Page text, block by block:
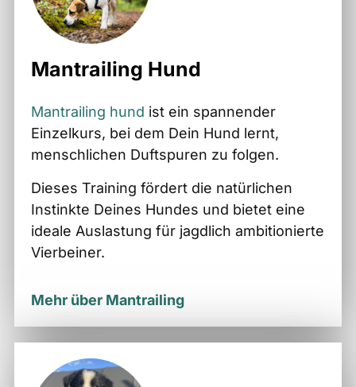
Mantrailing Hund
Mantrailing hund ist ein spannender
Einzelkurs, bei dem Dein Hund lernt,
menschlichen Duftspuren zu folgen.
Dieses Training fördert die natürlichen
Instinkte Deines Hundes und bietet eine
ideale Auslastung für jagdlich ambitionierte
Vierbeiner.
Mehr über Mantrailing